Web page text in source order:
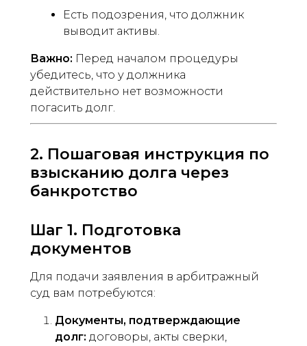
Есть подозрения, что должник
выводит активы.
Важно: Перед началом процедуры
убедитесь, что у должника
действительно нет возможности
погасить долг.
2. Пошаговая инструкция по
взысканию долга через
банкротство
Шаг 1. Подготовка
документов
Для подачи заявления в арбитражный
суд вам потребуются:
Документы, подтверждающие
долг: договоры, акты сверки,